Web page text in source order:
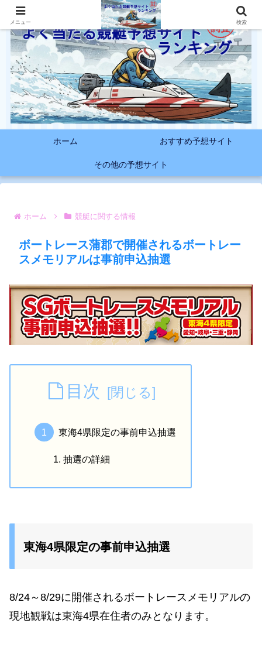
ホーム おすすめ予想サイト
その他の予想サイト
ホーム 競艇に関する情報
ボートレース蒲郡で開催されるボートレー
スメモリアルは事前申込抽選
目次
東海4県限定の事前申込抽選
抽選の詳細
東海4県限定の事前申込抽選
8/24～8/29に開催されるボートレースメモリアルの
現地観戦は東海4県在住者のみとなります。
メニュー 検索